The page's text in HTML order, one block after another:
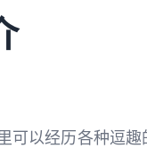
可以经历各种逗